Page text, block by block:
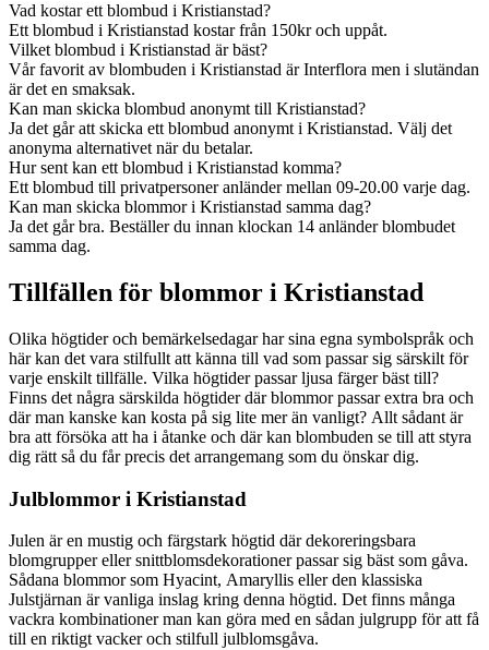
Vad kostar ett blombud i Kristianstad?
Ett blombud i Kristianstad kostar från 150kr och uppåt.
Vilket blombud i Kristianstad är bäst?
Vår favorit av blombuden i Kristianstad är Interflora men i slutändan
är det en smaksak.
Kan man skicka blombud anonymt till Kristianstad?
Ja det går att skicka ett blombud anonymt i Kristianstad. Välj det
anonyma alternativet när du betalar.
Hur sent kan ett blombud i Kristianstad komma?
Ett blombud till privatpersoner anländer mellan 09-20.00 varje dag.
Kan man skicka blommor i Kristianstad samma dag?
Ja det går bra. Beställer du innan klockan 14 anländer blombudet
samma dag.
Tillfällen för blommor i Kristianstad
Olika högtider och bemärkelsedagar har sina egna symbolspråk och
här kan det vara stilfullt att känna till vad som passar sig särskilt för
varje enskilt tillfälle. Vilka högtider passar ljusa färger bäst till?
Finns det några särskilda högtider där blommor passar extra bra och
där man kanske kan kosta på sig lite mer än vanligt? Allt sådant är
bra att försöka att ha i åtanke och där kan blombuden se till att styra
dig rätt så du får precis det arrangemang som du önskar dig.
Julblommor i Kristianstad
Julen är en mustig och färgstark högtid där dekoreringsbara
blomgrupper eller snittblomsdekorationer passar sig bäst som gåva.
Sådana blommor som Hyacint, Amaryllis eller den klassiska
Julstjärnan är vanliga inslag kring denna högtid. Det finns många
vackra kombinationer man kan göra med en sådan julgrupp för att få
till en riktigt vacker och stilfull julblomsgåva.